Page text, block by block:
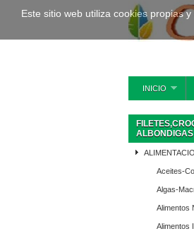
INICIO
Aceites-
Algas-
Alimentos
Alimentos
Este sitio web utiliza cookies propias